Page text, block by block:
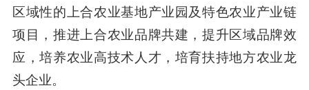
区域性的上合农业基地产业园及特色农业产业链
项目 ，推进上合农业品牌共建，提升区域品牌效
应，培养农业高技术人才，培育扶持地方农业龙
头企业。